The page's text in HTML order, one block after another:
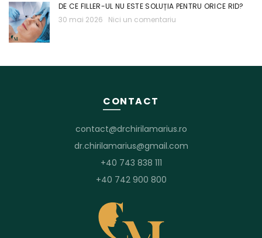
DE CE FILLER-UL NU ESTE SOLUȚIA PENTRU ORICE RID?
30 mai 2026
Nici un comentariu
CONTACT
contact@drchirilamarius.ro
dr.chirilamarius@gmail.com
+40 743 838 111
+40 742 900 800